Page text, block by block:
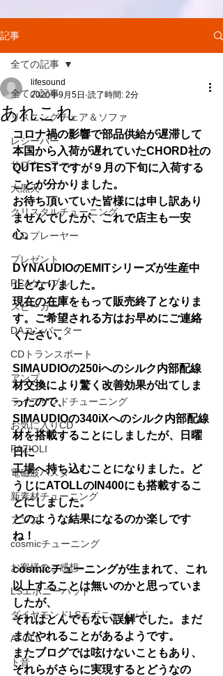
記事
全ての記事
リスニングチェア＆ソファ
レシーバー
サブウーファー
大黒天
クリスタルチューニング
ＣＤプレーヤー
プレゼント
RCAケーブル
スピーカー
DAコンバーター
CDトランスポート
アンプ
ライフサンドチューニング
お気に入りCD
FAZIOLI
電磁波バスター
新素材チューニング
アンプ
cosmicチューニング
お客様のご感想
LSエボニーパッド
ダイヤモンドLSエボニーパッド
ATOLL
ト音
全ての記事
あれこれ
lifesound
2020年9月5日 読了時間: 2分
コロナ禍の影響で部品供給が遅滞して
本国から入荷が遅れていたCHORD社の
QUTESTですが９月の下旬に入荷する
ことが分かりました。
お待ち頂いていた皆様には申し訳あり
ませんでしたが、これで店主も一安
心。
DYNAUDIOのEMITシリーズが生産中
止となりました。
現在の在庫をもって販売終了となりま
す。ご希望される方はお早めにご連絡
ください。
SIMAUDIOの250iへのシルク内部配線
材交換により驚く改善効果が出てしま
ったので、
SIMAUDIOの340iXへのシルク内部配線
材を搭載することにしましたが、日曜
日に
工場へ持ち込むことになりました。ど
うじにATOLLのIN400にも搭載するこ
とにしました。
どのような結果になるのか楽しです
ね！
cosmicチューニングが生まれて、これ
以上することは無いのかと思っていま
したが、
それはとんでもない誤解でした。まだ
まだやれることがあるようです。
またブログでは呟けないこともあり、
それらがさらに実現するとどうなの